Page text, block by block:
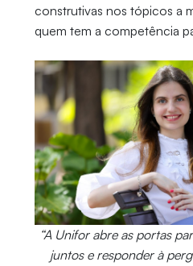
construtivas nos tópicos a
quem tem a competência
“A Unifor abre as portas
juntos e responder à